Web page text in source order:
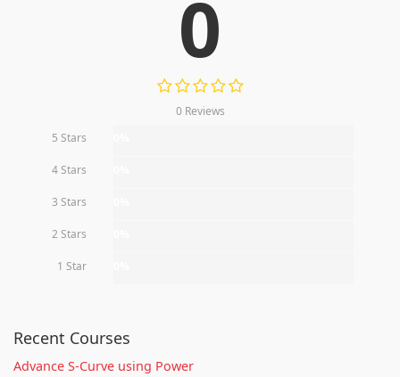
0
0 Reviews
5 Stars
4 Stars
3 Stars
2 Stars
1 Star
Recent Courses
Advance S-Curve using Power